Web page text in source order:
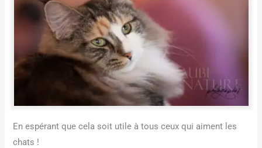
En espérant que cela soit utile à tous ceux qui aiment les
chats !